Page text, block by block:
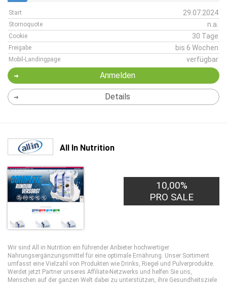
Start 29.07.2024
Stornoquote n.a.
Cookie 30 Tage
Freigabe bis 6 Wochen
Mobil-Landingpage verfügbar
Anmelden
Details
All In Nutrition
10,00%
PRO SALE
Wir sind All in Nutrition ein führender Anbieter hochwertiger
Nahrungsergänzungsmittel für eine optimale Ernährung. Unser Sortiment
umfasst eine Vielzahl von Produkten wie Drinks, Riegel und Pulverprodukte.
Werdet jetzt Partner unseres Affiliate-Netzwerks und helfen Sie uns,
Menschen auf der ganzen Welt dabei zu unterstützen, ihre Gesundheitsziele